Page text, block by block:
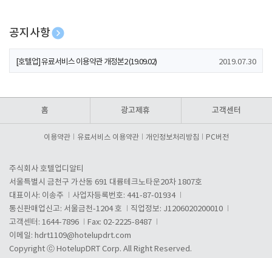
공지사항
[호텔업] 개인정보 처리방침 개정본1 (19.09.02)
[호텔업] 유료서비스 이용약관 개정본2 (19.09.02) 2019.07.30
홈 광고제휴 고객센터
이용약관 유료서비스 이용약관 개인정보처리방침 PC버전
주식회사 호텔업디알티
서울특별시 금천구 가산동 691 대륭테크노타운20차 1807호
대표이사: 이송주
사업자등록번호: 441-87-01934
통신판매업신고: 서울금천-1204 호
직업정보: J1206020200010
고객센터: 1644-7896
Fax: 02-2225-8487
이메일: hdrt1109@hotelupdrt.com
Copyright ⓒ HotelupDRT Corp. All Right Reserved.